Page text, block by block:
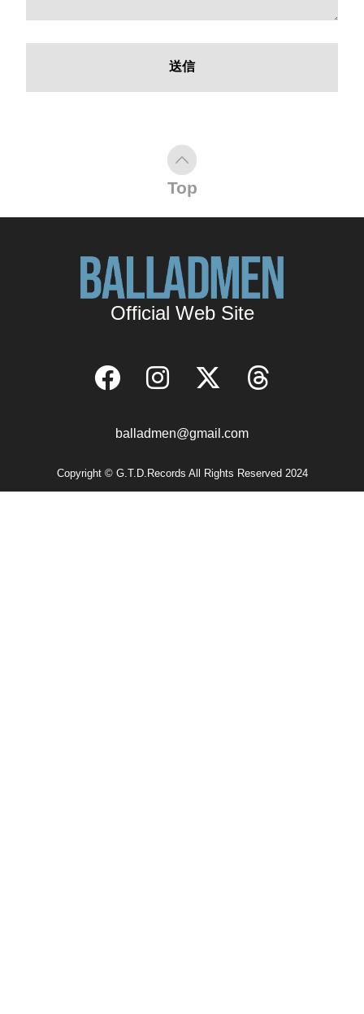
Top
Official Web Site
balladmen@gmail.com
Copyright © G.T.D.Records All Rights Reserved 2024